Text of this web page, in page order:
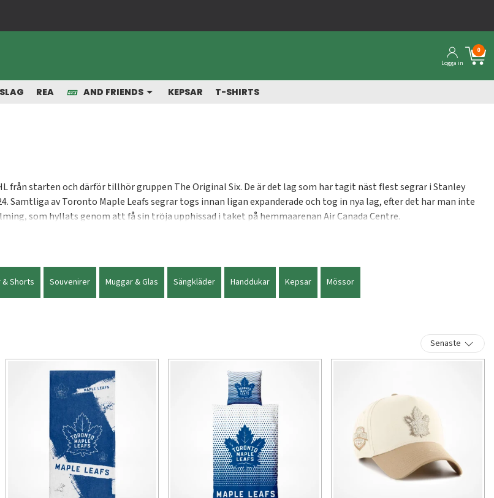
Logga in
0
REA AND FRIENDS KEPSAR T-SHIRTS
från starten och därför tillhör gruppen The Original Six. De är det lag som har tagit näst flest segrar i Stanley
av Toronto Maple Leafs segrar togs innan ligan expanderade och tog in nya lag, efter det har man inte
som hyllats genom att få sin tröja upphissad i taket på hemmaarenan Air Canada Centre.
& Shorts Souvenirer Muggar & Glas Sängkläder Handdukar Kepsar Mössor
Senaste